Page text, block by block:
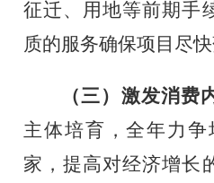
征迁、用地等前期手
质的服务确保项目尽快
（三）激发消费
主体培育，全年力争
家，提高对经济增长